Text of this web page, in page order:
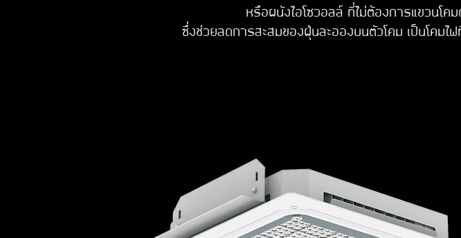
หรือผนังไอโซวอลล์ ที่ไม่ต้องการแขวนโค
ซึ่งช่วยลดการสะสมของฝุ่นละอองบนตัวโคม เป็นโคม